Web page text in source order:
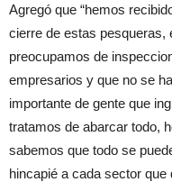
Agregó que “hemos
cierre de estas pesqueras,
preocupamos de
empresarios y que no se
importante de gente que
tratamos de abarcar todo,
sabemos que todo se
hincapié a cada sector